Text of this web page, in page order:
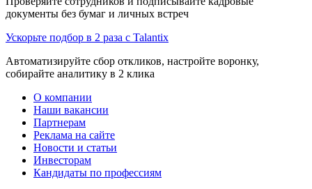
документы без бумаг и личных встреч
Ускорьте подбор в 2 раза с Talantix
Автоматизируйте сбор откликов, настройте воронку,
собирайте аналитику в 2 клика
О компании
Наши вакансии
Партнерам
Реклама на сайте
Новости и статьи
Инвесторам
Кандидаты по профессиям